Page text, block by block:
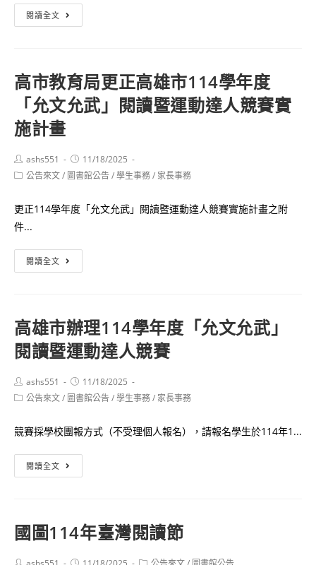
告)
1141015
梯
次
得
獎
單
閱讀全文
學
站
第
1141009
閱
心
比
校
得
名
單
高市教育局更正高雄市114學年度
「允文允武」閱讀暨運動達人競賽實
施計畫
Post
author:
ashs551
Post
published:
11/18/2025
Post公告來文/ 圖書館公告/學生事務/ 家長事務
更正114學年度「允文允武」閱讀暨運動達人競賽實施計畫之附
件...
閱讀全文
市
局
更
正
高
雄
114
文
允
武」
高雄市辦理114學年度「允文允武」
閱讀暨運動達人競賽
Post
author:
ashs551
Post
published:
11/18/2025
Post公告來文/ 圖書館公告/學生事務/ 家長事務
競賽採學校團報方式（不受理個人報名），請報名學生於114年1...
閱讀全文
雄
理
國圖114年臺灣閱讀節
Post Post Post